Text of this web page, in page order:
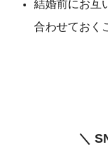
結婚前にお互
合わせておく
＼